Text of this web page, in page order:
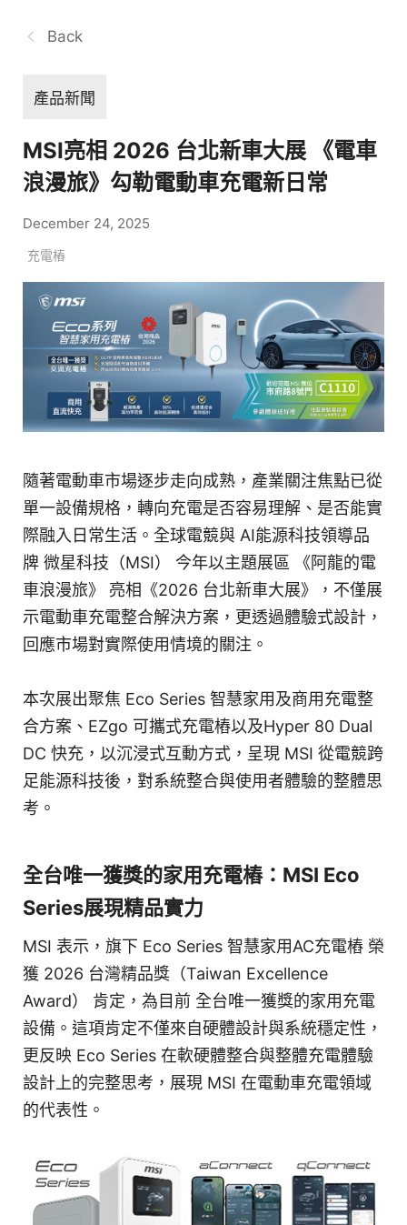
Back
產品新聞
MSI亮相 2026 台北新車大展 《電車
浪漫旅》勾勒電動車充電新日常
December 24, 2025
充電樁
隨著電動車市場逐步走向成熟，產業關注焦點已從
單一設備規格，轉向充電是否容易理解、是否能實
際融入日常生活。全球電競與 AI能源科技領導品
牌 微星科技（MSI） 今年以主題展區 《阿龍的電
車浪漫旅》 亮相《2026 台北新車大展》，不僅展
示電動車充電整合解決方案，更透過體驗式設計，
回應市場對實際使用情境的關注。
本次展出聚焦 Eco Series 智慧家用及商用充電整
合方案、EZgo 可攜式充電樁以及Hyper 80 Dual
DC 快充，以沉浸式互動方式，呈現 MSI 從電競跨
足能源科技後，對系統整合與使用者體驗的整體思
考。
全台唯一獲獎的家用充電樁：MSI Eco
Series展現精品實力
MSI 表示，旗下 Eco Series 智慧家用AC充電樁 榮
獲 2026 台灣精品獎（Taiwan Excellence
Award） 肯定，為目前 全台唯一獲獎的家用充電
設備。這項肯定不僅來自硬體設計與系統穩定性，
更反映 Eco Series 在軟硬體整合與整體充電體驗
設計上的完整思考，展現 MSI 在電動車充電領域
的代表性。